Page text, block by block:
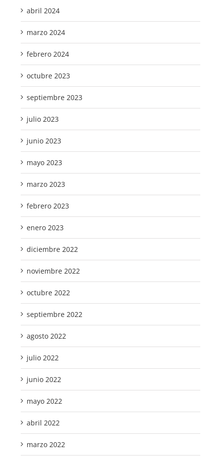
abril 2024
marzo 2024
febrero 2024
octubre 2023
septiembre 2023
julio 2023
junio 2023
mayo 2023
marzo 2023
febrero 2023
enero 2023
diciembre 2022
noviembre 2022
octubre 2022
septiembre 2022
agosto 2022
julio 2022
junio 2022
mayo 2022
abril 2022
marzo 2022